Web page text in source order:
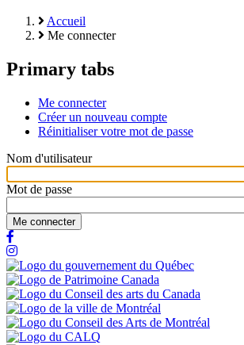
Accueil
Me connecter
Primary tabs
Me connecter
Créer un nouveau compte
Réinitialiser votre mot de passe
Nom d'utilisateur
Mot de passe